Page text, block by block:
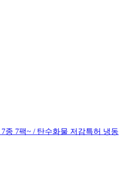
종 7팩~ / 탄수화물 저감특허 냉동